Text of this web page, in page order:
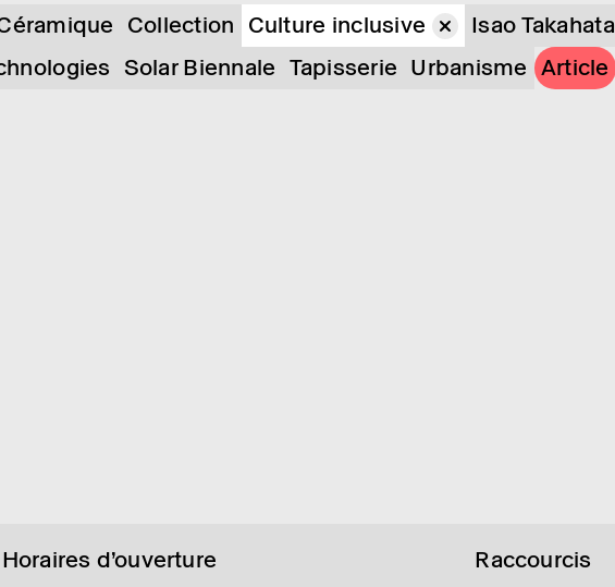
Collection Culture inclusive Isao Takahata
Solar Biennale Tapisserie Urbanisme Article
Horaires d’ouverture Raccourcis